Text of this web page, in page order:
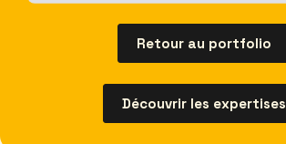
Retour au portfolio
Découvrir les expertises